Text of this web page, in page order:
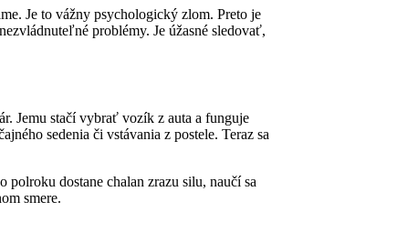
Je to vážny psychologický zlom. Preto je
problémy. Je úžasné sledovať,
Jemu stačí vybrať vozík z auta a funguje
sedenia či vstávania z postele. Teraz sa
polroku dostane chalan zrazu silu, naučí sa
smere.